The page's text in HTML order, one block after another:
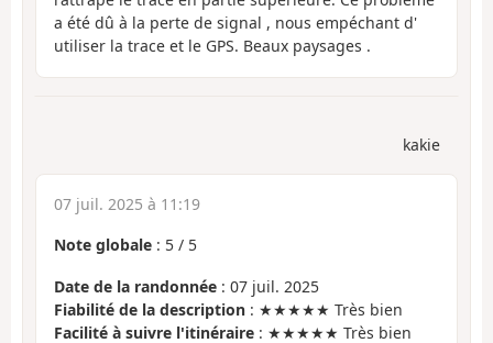
a été dû à la perte de signal , nous empéchant d'
utiliser la trace et le GPS. Beaux paysages .
kakie
07 juil. 2025 à 11:19
Note globale : 5 / 5
Date de la randonnée : 07 juil. 2025
Fiabilité de la description : ★★★★★ Très bien
Facilité à suivre l'itinéraire : ★★★★★ Très bien